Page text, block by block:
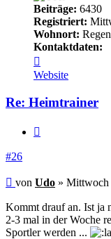
Beiträge: 6430
Registriert:
Wohnort:
Kontaktdaten:
von
Udo
Website
Re: Heimtrainer
#26
Beitrag
von Udo » Mittwoch
Kommt drauf an. Ist ja
2-3 mal in der Woche
Sportler werden ...